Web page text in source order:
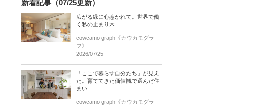
新着記事（07/25更新）
広がる緑に心惹かれて。世界で働
く私の止まり木
cowcamo graph《カウカモグラ
フ》
2026/07/25
「ここで暮らす自分たち」が見え
た。育ててきた価値観で選んだ住
まい
cowcamo graph《カウカモグラ